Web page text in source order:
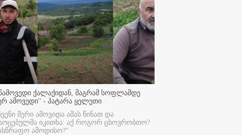
ქალაქიდან, მაგრამ სოფლამდე
ამოვედი'' - პატარა ყელეთი
მერი ამოვიდა ამას წინათ და
იკითხა: აქ როგორ ცხოვრობთო?
ამოდისო?"